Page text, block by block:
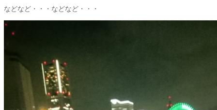
などなど・・・などなど・・・